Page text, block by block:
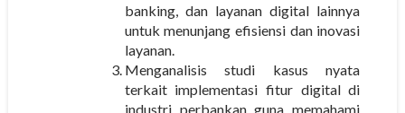
banking, dan layanan digital lainnya
untuk menunjang efisiensi dan inovasi
layanan.
Menganalisis studi kasus nyata
terkait implementasi fitur digital di
industri perbankan guna memahami